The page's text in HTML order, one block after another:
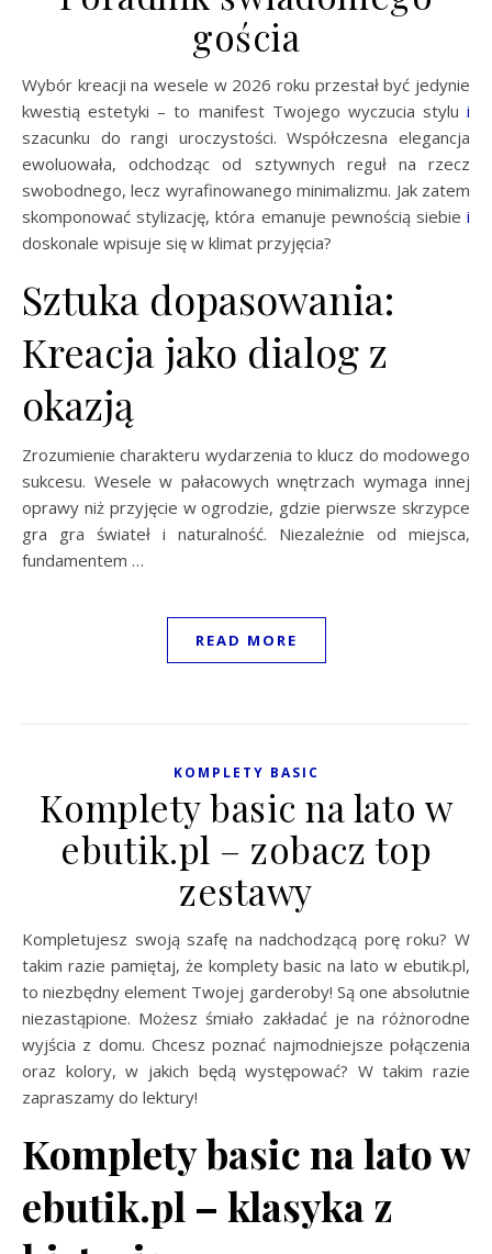
gościa
Wybór kreacji na wesele w 2026 roku przestał być jedynie
kwestią estetyki – to manifest Twojego wyczucia stylu i
szacunku do rangi uroczystości. Współczesna elegancja
ewoluowała, odchodząc od sztywnych reguł na rzecz
swobodnego, lecz wyrafinowanego minimalizmu. Jak zatem
skomponować stylizację, która emanuje pewnością siebie i
doskonale wpisuje się w klimat przyjęcia?
Sztuka dopasowania:
Kreacja jako dialog z
okazją
Zrozumienie charakteru wydarzenia to klucz do modowego
sukcesu. Wesele w pałacowych wnętrzach wymaga innej
oprawy niż przyjęcie w ogrodzie, gdzie pierwsze skrzypce
gra gra świateł i naturalność. Niezależnie od miejsca,
fundamentem …
READ MORE
KOMPLETY BASIC
Komplety basic na lato w
ebutik.pl – zobacz top
zestawy
Kompletujesz swoją szafę na nadchodzącą porę roku? W
takim razie pamiętaj, że komplety basic na lato w ebutik.pl,
to niezbędny element Twojej garderoby! Są one absolutnie
niezastąpione. Możesz śmiało zakładać je na różnorodne
wyjścia z domu. Chcesz poznać najmodniejsze połączenia
oraz kolory, w jakich będą występować? W takim razie
zapraszamy do lektury!
Komplety basic na lato w
ebutik.pl – klasyka z